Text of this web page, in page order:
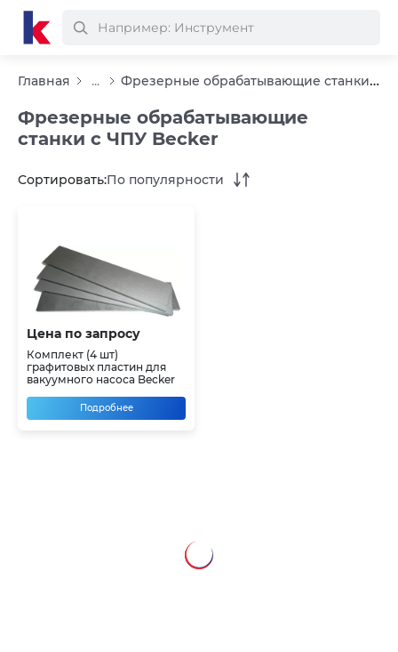
Главная ... Фрезерные обрабатывающие станки с ЧПУ Becker
Фрезерные обрабатывающие
станки с ЧПУ Becker
Сортировать:По популярности
Цена по запросу
Комплект (4 шт)
графитовых пластин для
вакуумного насоса Becker
Подробнее